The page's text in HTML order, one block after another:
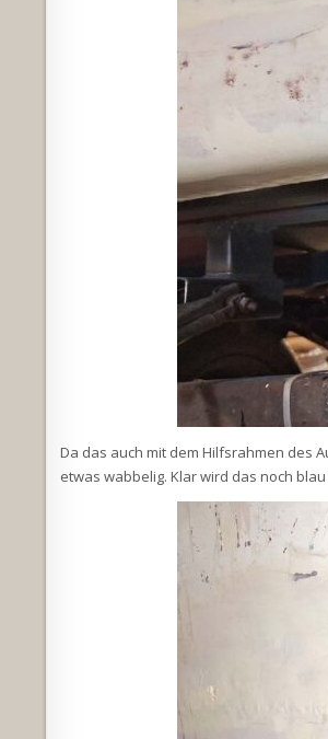
Da das auch mit dem Hilfsrahmen des
etwas wabbelig. Klar wird das noch